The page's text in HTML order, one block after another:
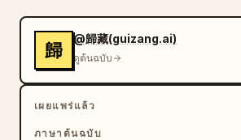
歸
@歸藏(guizang.ai)
ดูต้นฉบับ
เผยแพร่แล้ว
ภาษาต้นฉบับ